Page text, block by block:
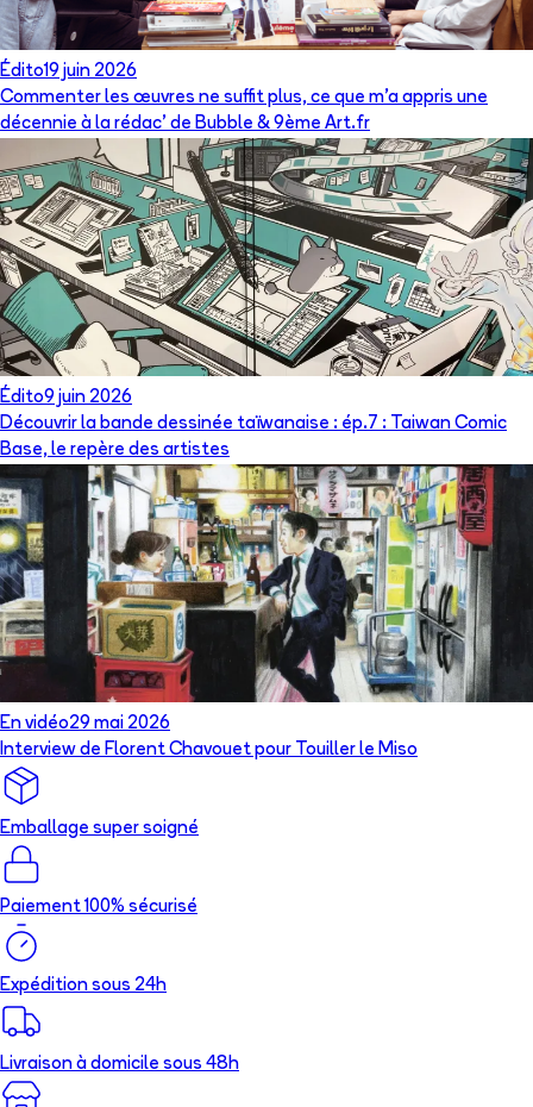
Édito19 juin 2026
Commenter les œuvres ne suffit plus, ce que m’a appris une
décennie à la rédac’ de Bubble & 9ème Art.fr
Édito9 juin 2026
Découvrir la bande dessinée taïwanaise : ép.7 : Taiwan Comic
Base, le repère des artistes
En vidéo29 mai 2026
Interview de Florent Chavouet pour Touiller le Miso
Emballage super soigné
Paiement 100% sécurisé
Expédition sous 24h
Livraison à domicile sous 48h